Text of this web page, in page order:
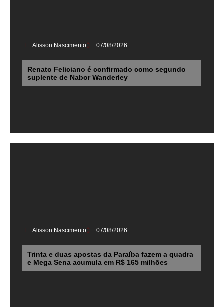
Alisson Nascimento 07/08/2026
Renato Feliciano é confirmado como segundo
suplente de Nabor Wanderley
Alisson Nascimento 07/08/2026
Trinta e duas apostas da Paraíba fazem a quadra
e Mega Sena acumula em R$ 165 milhões